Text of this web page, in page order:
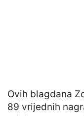
Ovih blagdana
89 vrijednih